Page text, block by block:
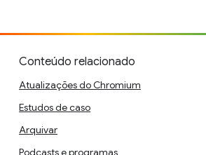
Conteúdo relacionado
Atualizações do Chromium
Estudos de caso
Arquivar
Podcasts e programas